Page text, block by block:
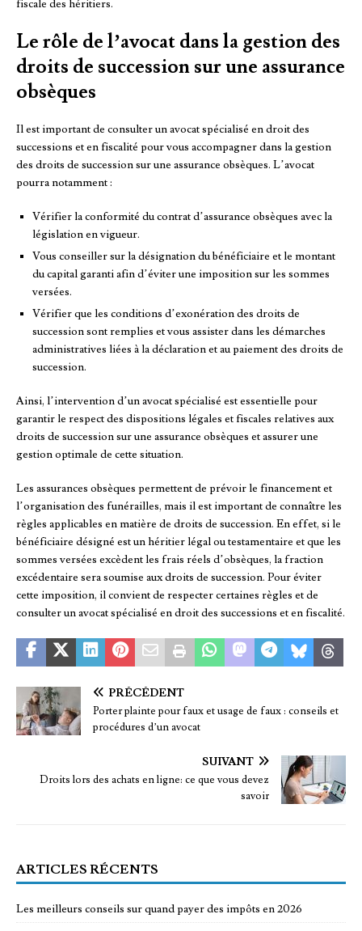
fiscale des héritiers.
Le rôle de l’avocat dans la gestion des
droits de succession sur une assurance
obsèques
Il est important de consulter un avocat spécialisé en droit des
successions et en fiscalité pour vous accompagner dans la gestion
des droits de succession sur une assurance obsèques. L’avocat
pourra notamment :
Vérifier la conformité du contrat d’assurance obsèques avec la
législation en vigueur.
Vous conseiller sur la désignation du bénéficiaire et le montant
du capital garanti afin d’éviter une imposition sur les sommes
versées.
Vérifier que les conditions d’exonération des droits de
succession sont remplies et vous assister dans les démarches
administratives liées à la déclaration et au paiement des droits de
succession.
Ainsi, l’intervention d’un avocat spécialisé est essentielle pour
garantir le respect des dispositions légales et fiscales relatives aux
droits de succession sur une assurance obsèques et assurer une
gestion optimale de cette situation.
Les assurances obsèques permettent de prévoir le financement et
l’organisation des funérailles, mais il est important de connaître les
règles applicables en matière de droits de succession. En effet, si le
bénéficiaire désigné est un héritier légal ou testamentaire et que les
sommes versées excèdent les frais réels d’obsèques, la fraction
excédentaire sera soumise aux droits de succession. Pour éviter
cette imposition, il convient de respecter certaines règles et de
consulter un avocat spécialisé en droit des successions et en fiscalité.
PRÉCÉDENT
Porter plainte pour faux et usage de faux : conseils et
procédures d’un avocat
SUIVANT
Droits lors des achats en ligne: ce que vous devez
savoir
ARTICLES RÉCENTS
Les meilleurs conseils sur quand payer des impôts en 2026